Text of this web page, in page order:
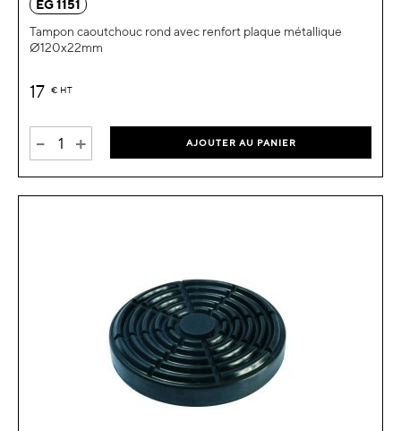
EG 1151
Tampon caoutchouc rond avec renfort plaque métallique
Ø120x22mm
17 € HT
- + AJOUTER AU PANIER